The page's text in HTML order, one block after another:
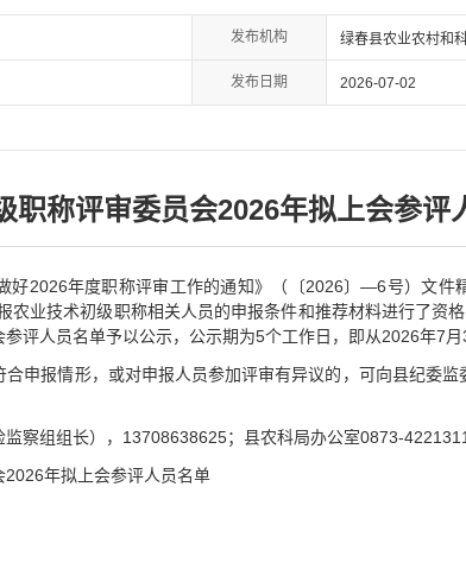
发布机构 绿春县农业农村和
发布日期 2026-07-02
职称评审委员会2026年拟上会参评
好2026年度职称评审工作的通知》（〔2026〕—6号）文件
农业技术初级职称相关人员的申报条件和推荐材料进行了资
评人员名单予以公示，公示期为5个工作日，即从2026年7月
申报情形，或对申报人员参加评审有异议的，可向县纪委
察组组长），13708638625；县农科局办公室0873-
年拟上会参评人员名单